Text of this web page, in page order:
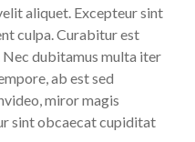
aliquet. Excepteur sint
culpa. Curabitur est
dubitamus multa iter
ab est sed
miror magis
sint obcaecat cupiditat